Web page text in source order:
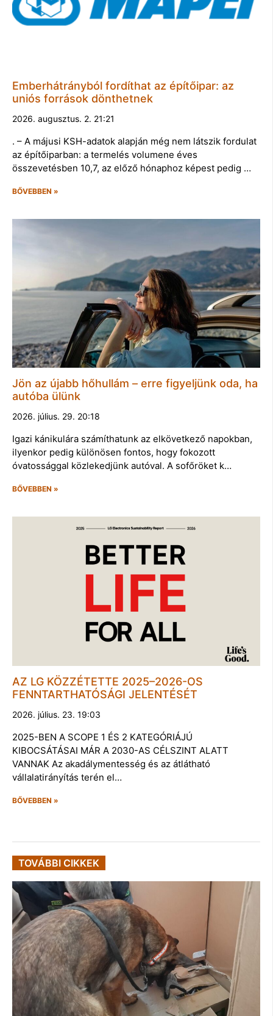
Emberhátrányból fordíthat az építőipar: az
uniós források dönthetnek
2026. augusztus. 2. 21:21
. – A májusi KSH-adatok alapján még nem látszik fordulat
az építőiparban: a termelés volumene éves
összevetésben 10,7, az előző hónaphoz képest pedig …
BŐVEBBEN »
Jön az újabb hőhullám – erre figyeljünk oda, ha
autóba ülünk
2026. július. 29. 20:18
Igazi kánikulára számíthatunk az elkövetkező napokban,
ilyenkor pedig különösen fontos, hogy fokozott
óvatossággal közlekedjünk autóval. A sofőröket k…
BŐVEBBEN »
AZ LG KÖZZÉTETTE 2025–2026-OS
FENNTARTHATÓSÁGI JELENTÉSÉT
2026. július. 23. 19:03
2025-BEN A SCOPE 1 ÉS 2 KATEGÓRIÁJÚ
KIBOCSÁTÁSAI MÁR A 2030-AS CÉLSZINT ALATT
VANNAK Az akadálymentesség és az átlátható
vállalatirányítás terén el…
BŐVEBBEN »
TOVÁBBI CIKKEK